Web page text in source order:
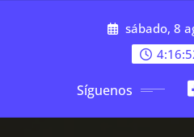
sábado, 8
Síguenos